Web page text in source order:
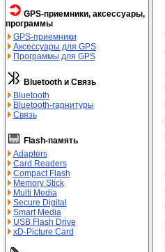
GPS-приемники, аксессуары,
программы
GPS-приемники
Аксессуары для GPS
Программы для GPS
Bluetooth и Связь
Bluetooth
Bluetooth-гарнитуры
Связь
Flash-память
Adapters
Card Readers
Compact Flash
Memory Stick
Multi Media
Secure Digital
Smart Media
USB Flash Drive
xD-Picture Card